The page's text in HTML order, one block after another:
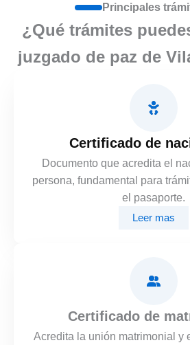
Principales
¿Qué trámites
juzgado de paz de
Certificado de
Documento que acredita el
persona, fundamental para
el pasaporte.
Leer mas
Certificado de
Acredita la unión matrimonial y